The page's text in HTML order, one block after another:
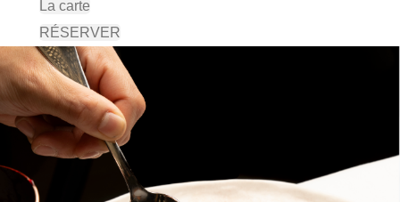
La carte
RÉSERVER